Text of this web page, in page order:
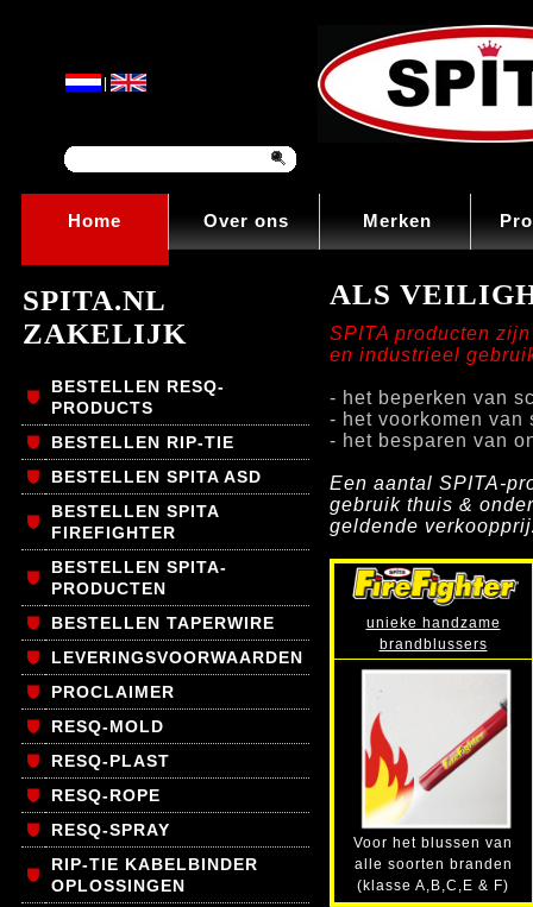
Home Over ons Merken
SPITA.NL
ZAKELIJK
BESTELLEN RESQ-
PRODUCTS
BESTELLEN RIP-TIE
BESTELLEN SPITA ASD
BESTELLEN SPITA
FIREFIGHTER
BESTELLEN SPITA-
PRODUCTEN
BESTELLEN TAPERWIRE
LEVERINGSVOORWAARDEN
PROCLAIMER
RESQ-MOLD
RESQ-PLAST
RESQ-ROPE
RESQ-SPRAY
RIP-TIE KABELBINDER
OPLOSSINGEN
ALS
SPITA producten
en industrieel
- het beperken van
- het voorkomen van
- het besparen van
Een aantal SPITA-
gebruik thuis &
geldende
unieke handzame
brandblussers
Voor het blussen van
alle soorten branden
(klasse A,B,C,E & F)